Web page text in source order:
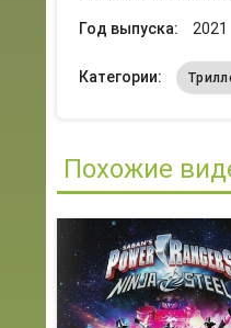
Год выпуска: 2021
Категории:
Похожие